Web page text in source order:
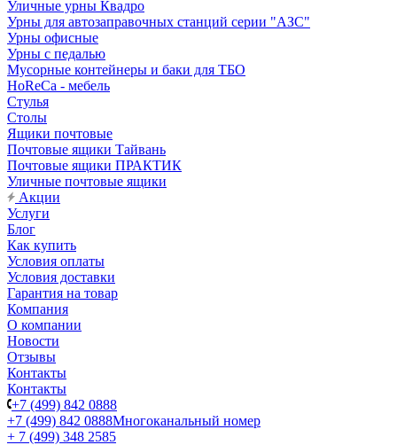
Уличные урны Квадро
Урны для автозаправочных станций серии "АЗС"
Урны офисные
Урны с педалью
Мусорные контейнеры и баки для ТБО
HoReCa - мебель
Стулья
Столы
Ящики почтовые
Почтовые ящики Тайвань
Почтовые ящики ПРАКТИК
Уличные почтовые ящики
Акции
Услуги
Блог
Как купить
Условия оплаты
Условия доставки
Гарантия на товар
Компания
О компании
Новости
Отзывы
Контакты
Контакты
+7 (499) 842 0888
+7 (499) 842 0888Многоканальный номер
+ 7 (499) 348 2585